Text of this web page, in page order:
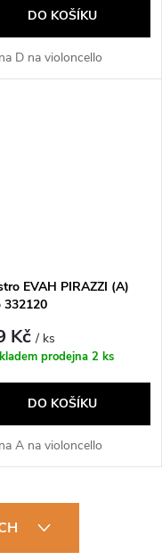
DO KOŠÍKU
D na violoncello
EVAH PIRAZZI (A)
332120
Kč/ ks
prodejna 2 ks
DO KOŠÍKU
A na violoncello